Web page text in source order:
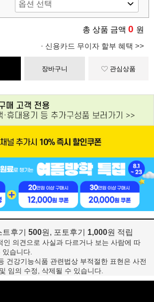
총 상품 금액 0 원
· 신용카드 무이자 할부 혜택 >>
장바구니 관심상품
후기 500원, 포토후기 1,000원 적립
의견으로 사실과 다르거나 보는 사람에 따
있습니다.
건강기능식품 관련법상 부적절한 표현은 사전
임의 수정, 삭제될 수 있습니다.